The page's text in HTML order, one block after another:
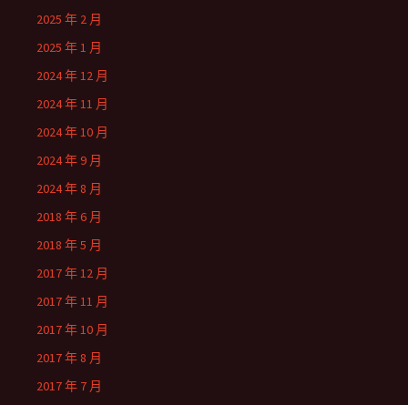
2025 年 2 月
2025 年 1 月
2024 年 12 月
2024 年 11 月
2024 年 10 月
2024 年 9 月
2024 年 8 月
2018 年 6 月
2018 年 5 月
2017 年 12 月
2017 年 11 月
2017 年 10 月
2017 年 8 月
2017 年 7 月